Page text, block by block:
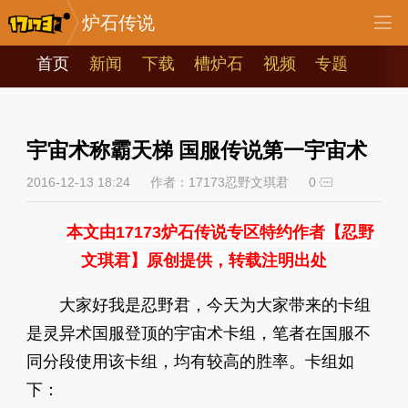
炉石传说
首页 新闻 下载 槽炉石 视频 专题
宇宙术称霸天梯 国服传说第一宇宙术
2016-12-13 18:24 作者：17173忍野文琪君 0
本文由17173炉石传说专区特约作者【忍野
文琪君】原创提供，转载注明出处
大家好我是忍野君，今天为大家带来的卡组
是灵异术国服登顶的宇宙术卡组，笔者在国服不
同分段使用该卡组，均有较高的胜率。卡组如
下：